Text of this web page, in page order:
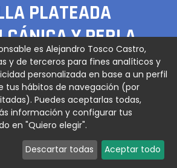
PLATEADA
Y PERLA
AL CARRITO
es Alejandro Tosco Castro,
y de terceros para fines analíticos y
personalizada en base a un perfil
tus hábitos de navegación (por
Puedes aceptarlas todas,
información y configurar tus
en "Quiero elegir".
Descartar todas Aceptar todo